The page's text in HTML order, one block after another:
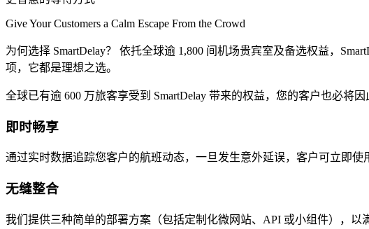
Give Your Customers a Calm Escape From the Crowd
为何选择 SmartDelay？ 依托全球逾 1,800 间机场贵宾室及备选权益，
项，它都是理想之选。
全球已有逾 600 万旅客享受到 SmartDelay 带来的权益，您的客户也必将因
即时畅享
通过实时数据追踪您客户的航班动态，一旦发生意外延误，客户可立即
无缝整合
我们提供三种简单的部署方案（包括定制化微网站、API 或小组件），以